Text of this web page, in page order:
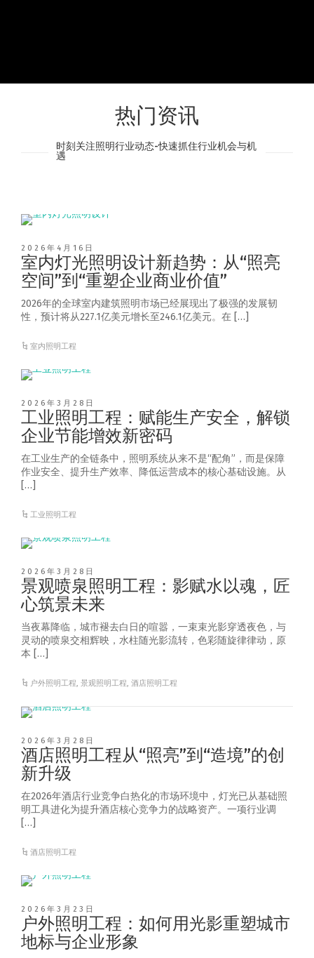
热门资讯
时刻关注照明行业动态-快速抓住行业机会与机
遇
2026年4月16日
室内灯光照明设计新趋势：从“照亮
空间”到“重塑企业商业价值”
2026年的全球室内建筑照明市场已经展现出了极强的发展韧
性，预计将从227.1亿美元增长至246.1亿美元。在 […]
室内照明工程
2026年3月28日
工业照明工程：赋能生产安全，解锁
企业节能增效新密码
在工业生产的全链条中，照明系统从来不是“配角”，而是保障
作业安全、提升生产效率、降低运营成本的核心基础设施。从
[…]
工业照明工程
2026年3月28日
景观喷泉照明工程：影赋水以魂，匠
心筑景未来
当夜幕降临，城市褪去白日的喧嚣，一束束光影穿透夜色，与
灵动的喷泉交相辉映，水柱随光影流转，色彩随旋律律动，原
本 […]
户外照明工程,景观照明工程,酒店照明工程
2026年3月28日
酒店照明工程从“照亮”到“造境”的创
新升级
在2026年酒店行业竞争白热化的市场环境中，灯光已从基础照
明工具进化为提升酒店核心竞争力的战略资产。一项行业调
[…]
酒店照明工程
2026年3月23日
户外照明工程：如何用光影重塑城市
地标与企业形象